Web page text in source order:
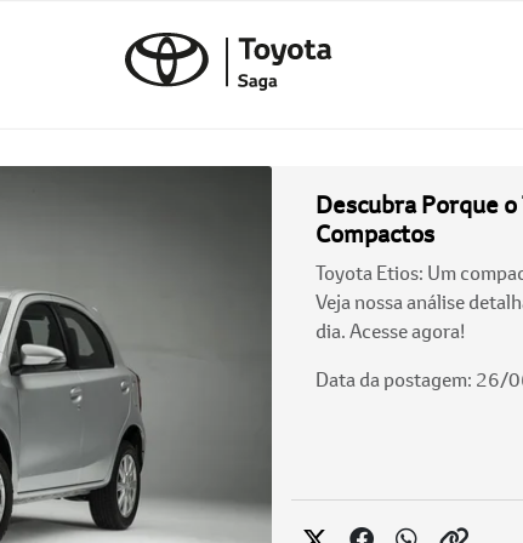
Descubra Porque
Compactos
Toyota Etios: Um
Veja nossa análise
dia. Acesse agora!
Data da postagem: 26/